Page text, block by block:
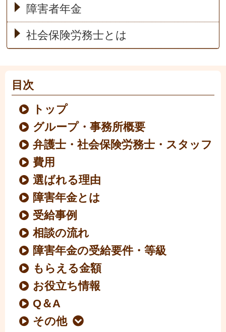
障害者年金
社会保険労務士とは
目次
トップ
グループ・事務所概要
弁護士・社会保険労務士・スタッフ
費用
選ばれる理由
障害年金とは
受給事例
相談の流れ
障害年金の受給要件・等級
もらえる金額
お役立ち情報
Q＆A
その他